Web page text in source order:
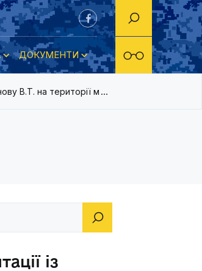
ДОКУМЕНТИ
В.Т. на території м.Нова Каховка ля
із